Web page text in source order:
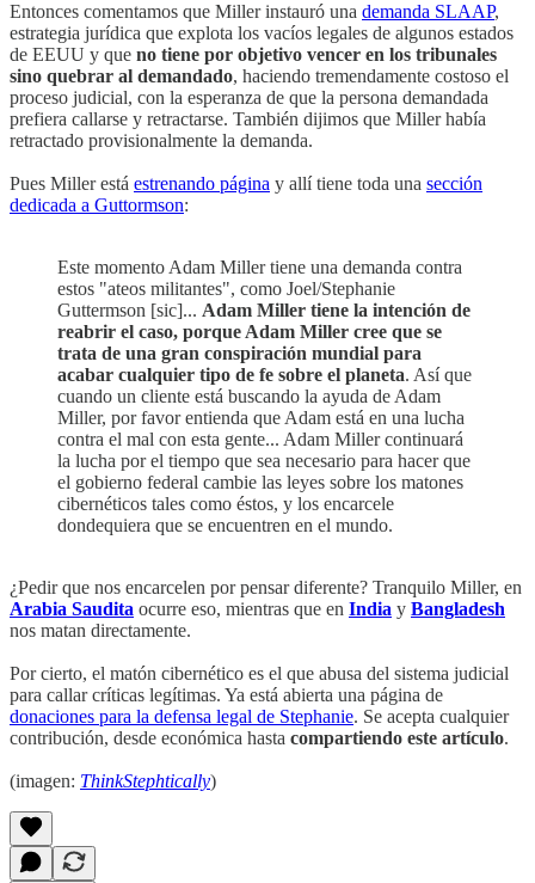
Entonces comentamos que Miller instauró una demanda SLAAP,
estrategia jurídica que explota los vacíos legales de algunos estados
de EEUU y que no tiene por objetivo vencer en los tribunales
sino quebrar al demandado, haciendo tremendamente costoso el
proceso judicial, con la esperanza de que la persona demandada
prefiera callarse y retractarse. También dijimos que Miller había
retractado provisionalmente la demanda.
Pues Miller está estrenando página y allí tiene toda una sección
dedicada a Guttormson:
Este momento Adam Miller tiene una demanda contra
estos "ateos militantes", como Joel/Stephanie
Guttermson [sic]... Adam Miller tiene la intención de
reabrir el caso, porque Adam Miller cree que se
trata de una gran conspiración mundial para
acabar cualquier tipo de fe sobre el planeta. Así que
cuando un cliente está buscando la ayuda de Adam
Miller, por favor entienda que Adam está en una lucha
contra el mal con esta gente... Adam Miller continuará
la lucha por el tiempo que sea necesario para hacer que
el gobierno federal cambie las leyes sobre los matones
cibernéticos tales como éstos, y los encarcele
dondequiera que se encuentren en el mundo.
¿Pedir que nos encarcelen por pensar diferente? Tranquilo Miller, en
Arabia Saudita ocurre eso, mientras que en India y Bangladesh
nos matan directamente.
Por cierto, el matón cibernético es el que abusa del sistema judicial
para callar críticas legítimas. Ya está abierta una página de
donaciones para la defensa legal de Stephanie. Se acepta cualquier
contribución, desde económica hasta compartiendo este artículo.
(imagen: ThinkStephtically)